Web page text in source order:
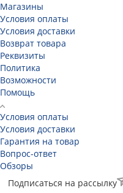
Магазины
Условия оплаты
Условия доставки
Возврат товара
Реквизиты
Политика
Возможности
Помощь
Условия оплаты
Условия доставки
Гарантия на товар
Вопрос-ответ
Обзоры
Подписаться на рассылку